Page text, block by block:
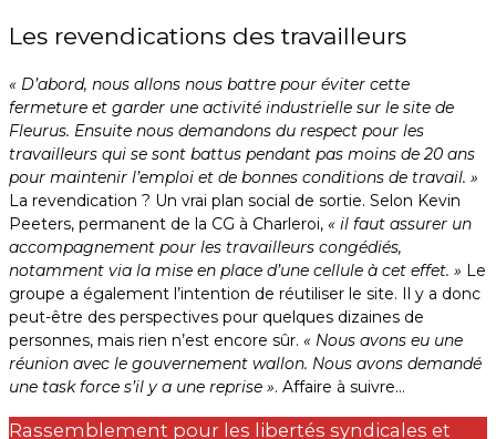
Les revendications des travailleurs
« D’abord, nous allons nous battre pour éviter cette
fermeture et garder une activité industrielle sur le site de
Fleurus. Ensuite nous demandons du respect pour les
travailleurs qui se sont battus pendant pas moins de 20 ans
pour maintenir l’emploi et de bonnes conditions de travail. »
La revendication ? Un vrai plan social de sortie. Selon Kevin
Peeters, permanent de la CG à Charleroi, « il faut assurer un
accompagnement pour les travailleurs congédiés,
notamment via la mise en place d’une cellule à cet effet. » Le
groupe a également l’intention de réutiliser le site. Il y a donc
peut-être des perspectives pour quelques dizaines de
personnes, mais rien n’est encore sûr. « Nous avons eu une
réunion avec le gouvernement wallon. Nous avons demandé
une task force s’il y a une reprise ». Affaire à suivre…
Rassemblement pour les libertés syndicales et